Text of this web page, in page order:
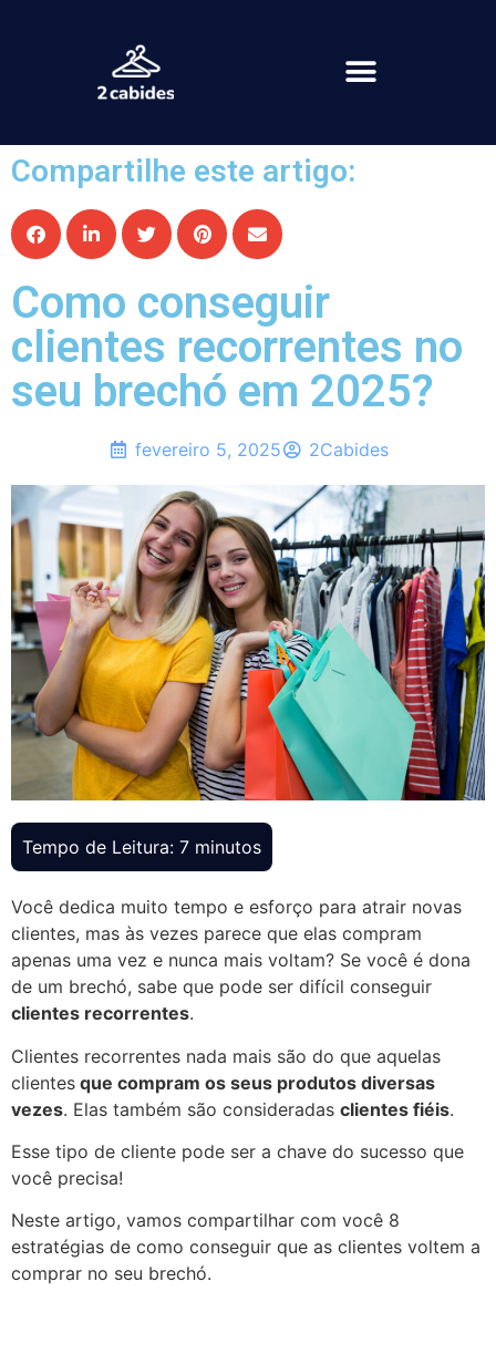
Compartilhe este artigo:
Como conseguir
clientes recorrentes no
seu brechó em 2025?
fevereiro 5, 2025 2Cabides
Você dedica muito tempo e esforço para atrair novas
clientes, mas às vezes parece que elas compram
apenas uma vez e nunca mais voltam? Se você é dona
de um brechó, sabe que pode ser difícil conseguir
clientes recorrentes.
Clientes recorrentes nada mais são do que aquelas
clientes que compram os seus produtos diversas
vezes. Elas também são consideradas clientes fiéis.
Esse tipo de cliente pode ser a chave do sucesso que
você precisa!
Neste artigo, vamos compartilhar com você 8
estratégias de como conseguir que as clientes voltem a
comprar no seu brechó.